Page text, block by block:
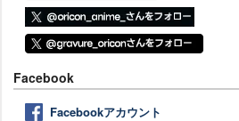
Facebook
Facebookアカウント